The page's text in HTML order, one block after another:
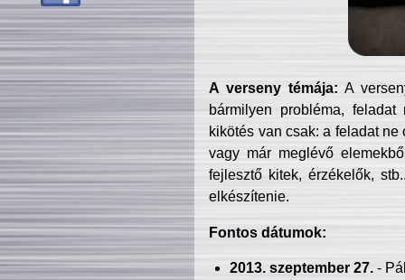
A verseny témája: A
bármilyen probléma, feladat
kikötés van csak: a feladat
vagy már meglévő
fejlesztő kitek, érzékelők,
elkészítenie.
Fontos dátumok:
2013. szeptember 27.-